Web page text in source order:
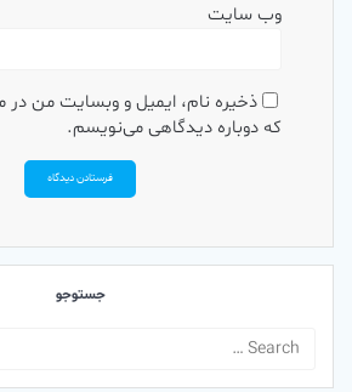
وب‌ سایت
ذخیره نام، ایمیل و وبسایت من در
که دوباره دیدگاهی می‌نویسم.
جستوجو